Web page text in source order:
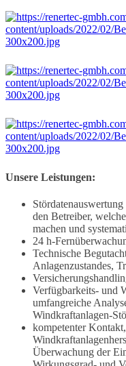
Unsere Leistungen:
den Betreiber,
machen und
24 h-
Technische
Anlagenzustandes,
Verfügbarkeits- und
umfangreiche
Windkraftanlagen-
kompetenter
Überwachung der